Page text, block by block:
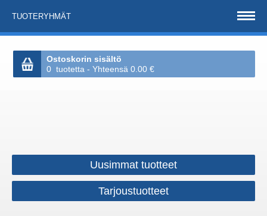
TUOTERYHMÄT
Ostoskorin sisältö
0 tuotetta - Yhteensä 0.00 €
Uusimmat tuotteet
Tarjoustuotteet